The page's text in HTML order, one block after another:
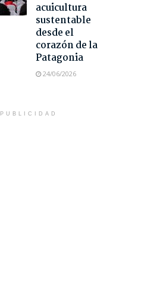
acuicultura
sustentable
desde el
corazón de la
Patagonia
24/06/2026
PUBLICIDAD